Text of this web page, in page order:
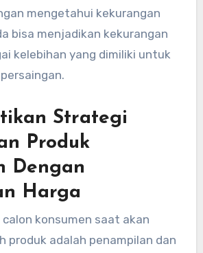
mengetahui kekurangan
bisa menjadikan kekurangan
kelebihan yang dimiliki untuk
Strategi
Produk
Dengan
Harga
konsumen saat akan
produk adalah penampilan dan